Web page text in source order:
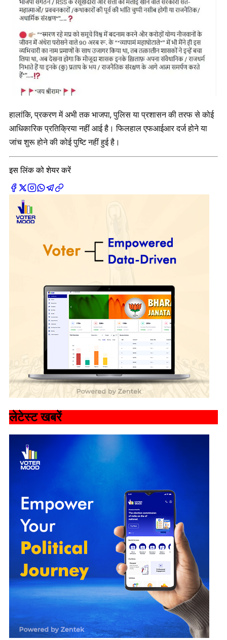
हालांकि, प्रकरण में अभी तक भाजपा, पुलिस या प्रशासन की तरफ से कोई
आधिकारिक प्रतिक्रिया नहीं आई है। फिलहाल एफआईआर दर्ज होने या
जांच शुरू होने की कोई पुष्टि नहीं हुई है।
इस लिंक को शेयर करें
लेटेस्ट खबरें